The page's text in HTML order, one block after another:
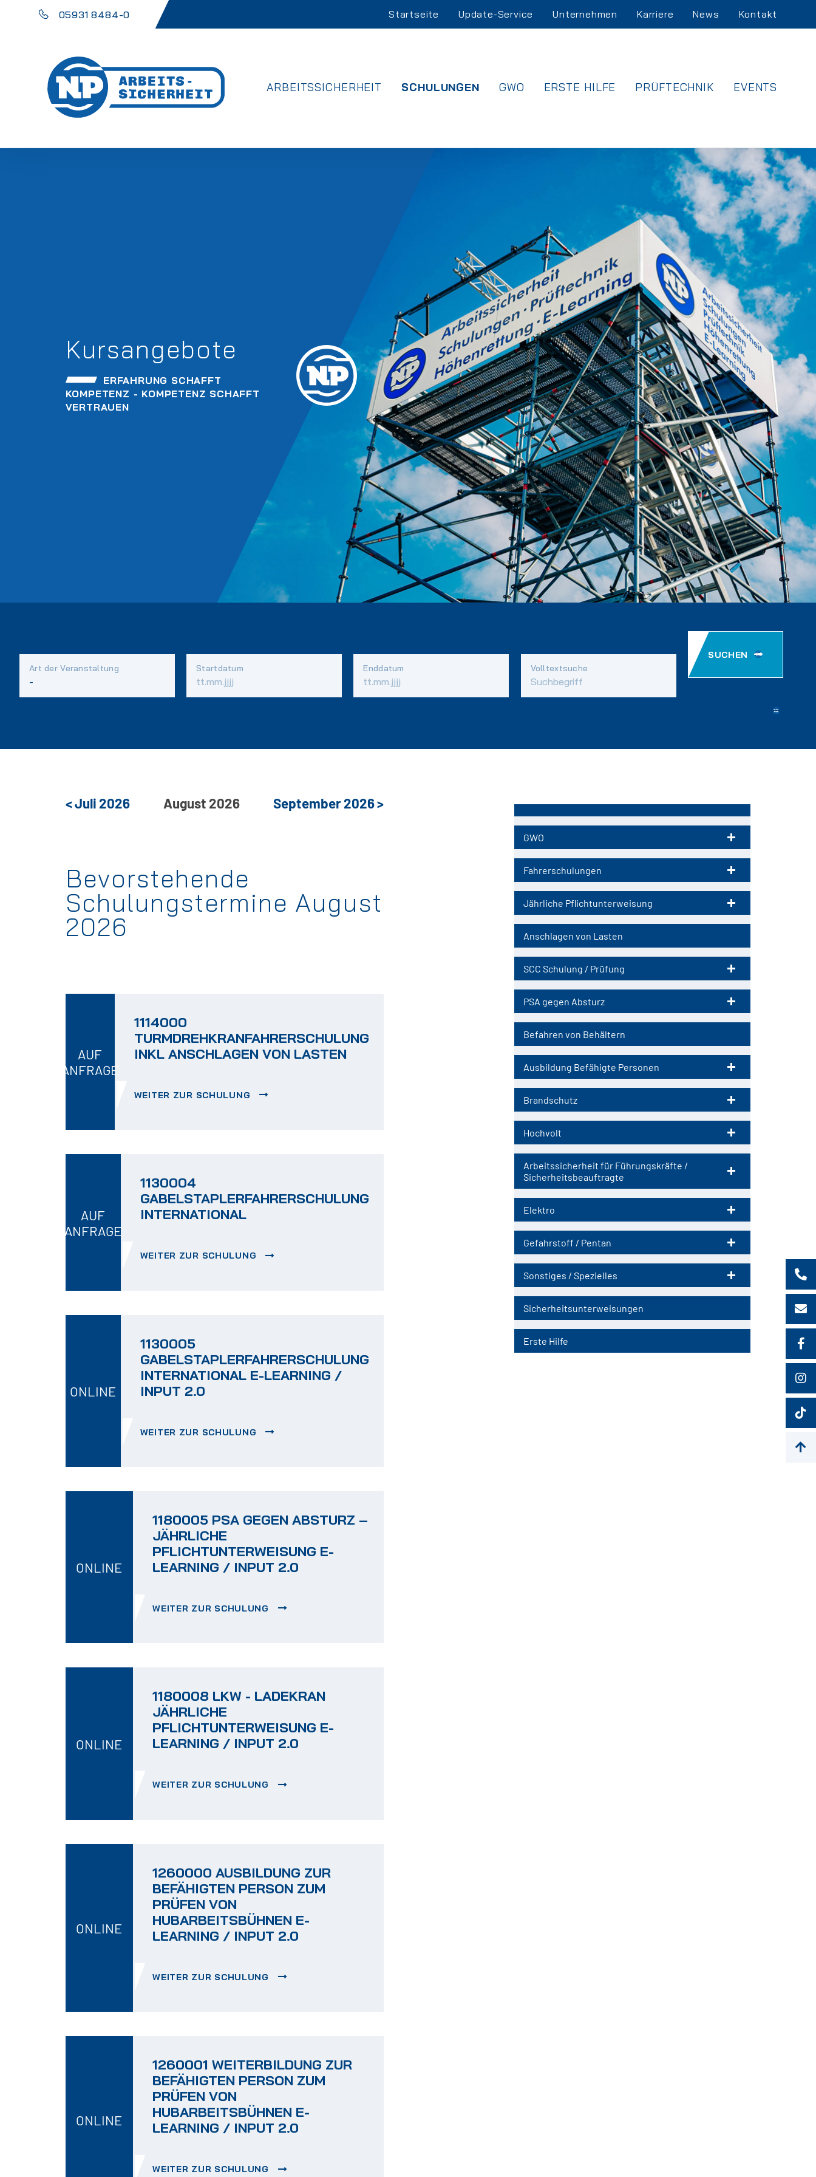
05931 8484-0
Navigation
Startseite Update-Service Unternehmen Karriere News Kontakt
NAVIGATION
ARBEITSSICHERHEIT SCHULUNGEN GWO ERSTE HILFE PRÜFTECHNIK EVENTS
Kursangebote
ERFAHRUNG SCHAFFT
KOMPETENZ - KOMPETENZ SCHAFFT
VERTRAUEN
Vorhandene
Felder
Art der Veranstaltung Startdatum Enddatum Volltextsuche
SUCHEN
<Juli 2026 August 2026 September 2026>
Bevorstehende
Schulungstermine August
2026
AUF
ANFRAGE
1114000
TURMDREHKRANFAHRERSCHULUNG
INKL ANSCHLAGEN VON LASTEN
WEITER ZUR SCHULUNG
AUF
ANFRAGE
1130004
GABELSTAPLERFAHRERSCHULUNG
INTERNATIONAL
WEITER ZUR SCHULUNG
ONLINE
1130005
GABELSTAPLERFAHRERSCHULUNG
INTERNATIONAL E-LEARNING /
INPUT 2.0
WEITER ZUR SCHULUNG
ONLINE
1180005 PSA GEGEN ABSTURZ –
JÄHRLICHE
PFLICHTUNTERWEISUNG E-
LEARNING / INPUT 2.0
WEITER ZUR SCHULUNG
ONLINE
1180008 LKW - LADEKRAN
JÄHRLICHE
PFLICHTUNTERWEISUNG E-
LEARNING / INPUT 2.0
WEITER ZUR SCHULUNG
ONLINE
1260000 AUSBILDUNG ZUR
BEFÄHIGTEN PERSON ZUM
PRÜFEN VON
HUBARBEITSBÜHNEN E-
LEARNING / INPUT 2.0
WEITER ZUR SCHULUNG
ONLINE
1260001 WEITERBILDUNG ZUR
BEFÄHIGTEN PERSON ZUM
PRÜFEN VON
HUBARBEITSBÜHNEN E-
LEARNING / INPUT 2.0
WEITER ZUR SCHULUNG
Navigation
überspringen
GWO
Fahrerschulungen
Jährliche Pflichtunterweisung
Anschlagen von Lasten
SCC Schulung / Prüfung
PSA gegen Absturz
Befahren von Behältern
Ausbildung Befähigte Personen
Brandschutz
Hochvolt
Arbeitssicherheit für Führungskräfte /
Sicherheitsbeauftragte
Elektro
Gefahrstoff / Pentan
Sonstiges / Spezielles
Sicherheitsunterweisungen
Erste Hilfe